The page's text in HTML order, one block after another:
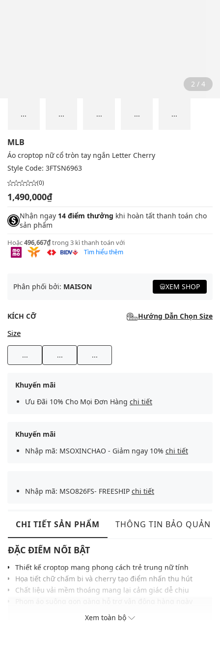
2 / 4
... ... ... ... ...
MLB
Áo croptop nữ cổ tròn tay ngắn Letter Cherry
Style Code: 3FTSN6963
(0)
1,490,000₫
Nhận ngay 14 điểm thưởng khi hoàn tất thanh toán cho
sản phẩm
Hoặc496,667₫trong 3 kì thanh toán với
Tìm hiểu thêm
Phân phối bởi: MAISON XEM SHOP
KÍCH CỠ Hướng Dẫn Chọn Size
Size
... ... ...
Khuyến mãi
Ưu Đãi 10% Cho Mọi Đơn Hàng chi tiết
Khuyến mãi
Nhập mã: MSOXINCHAO - Giảm ngay 10% chi tiết
Nhập mã: MSO826FS- FREESHIP chi tiết
CHI TIẾT SẢN PHẨM THÔNG TIN BẢO QUẢN
ĐẶC ĐIỂM NỔI BẬT
Thiết kế croptop mang phong cách trẻ trung nữ tính
Họa tiết chữ chấm bi và cherry tạo điểm nhấn thu hút
Chất liệu vải mềm thoáng mang lại cảm giác dễ chịu
Đường may chỉn chu giúp hoàn thiện tổng thể hài hòa
Gam màu hiện đại phù hợp với nhiều kiểu phong cách
Xem toàn bộ